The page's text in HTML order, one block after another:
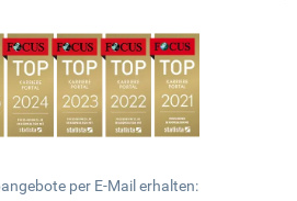
per E-Mail erhalten: